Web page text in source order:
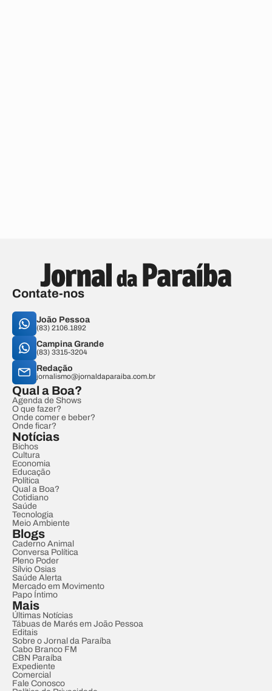
Contate-nos
João Pessoa
(83) 2106.1892
Campina Grande
(83) 3315-3204
Redação
jornalismo@jornaldaparaiba.com.br
Qual a Boa?
Agenda de Shows
O que fazer?
Onde comer e beber?
Onde ficar?
Notícias
Bichos
Cultura
Economia
Educação
Política
Qual a Boa?
Cotidiano
Saúde
Tecnologia
Meio Ambiente
Blogs
Caderno Animal
Conversa Política
Pleno Poder
Sílvio Osias
Saúde Alerta
Mercado em Movimento
Papo Íntimo
Mais
Últimas Notícias
Tábuas de Marés em João Pessoa
Editais
Sobre o Jornal da Paraíba
Cabo Branco FM
CBN Paraíba
Expediente
Comercial
Fale Conosco